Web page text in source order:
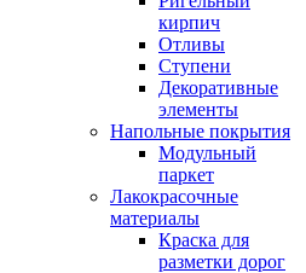
кирпич
Отливы
Ступени
Декоративные
элементы
Напольные покрытия
Модульный
паркет
Лакокрасочные
материалы
Краска для
разметки дорог